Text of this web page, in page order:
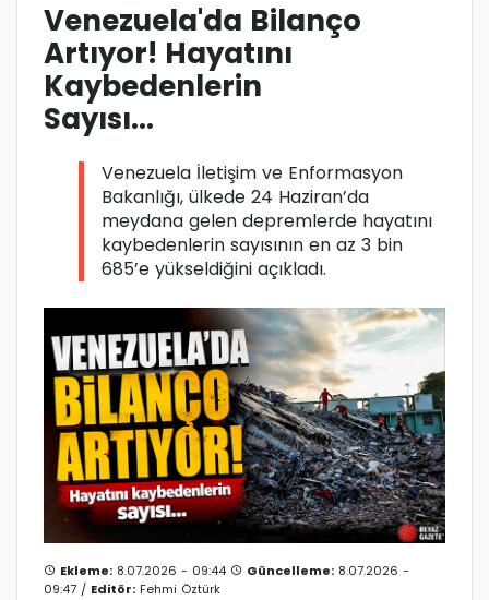
Venezuela'da Bilanço
Artıyor! Hayatını
Kaybedenlerin
Sayısı...
Venezuela İletişim ve Enformasyon
Bakanlığı, ülkede 24 Haziran’da
meydana gelen depremlerde hayatını
kaybedenlerin sayısının en az 3 bin
685’e yükseldiğini açıkladı.
Ekleme: 8.07.2026 - 09:44 Güncelleme: 8.07.2026 -
09:47 / Editör: Fehmi Öztürk